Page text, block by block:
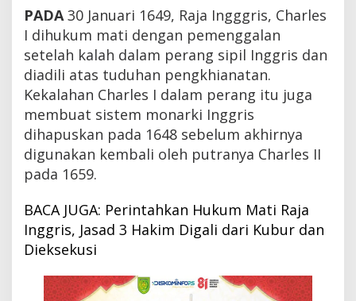
j
a
I
n
g
g
i
s
C
h
l
e
s
i
h
PADA30 Januari 1649, Raja Ingggris, Charles
I dihukum mati dengan pemenggalan
setelah kalah dalam perang sipil Inggris dan
diadili atas tuduhan pengkhianatan.
Kekalahan Charles I dalam perang itu juga
membuat sistem monarki Inggris
dihapuskan pada 1648 sebelum akhirnya
digunakan kembali oleh putranya Charles II
pada 1659.
BACA JUGA: Perintahkan Hukum Mati Raja
Inggris, Jasad 3 Hakim Digali dari Kubur dan
Dieksekusi